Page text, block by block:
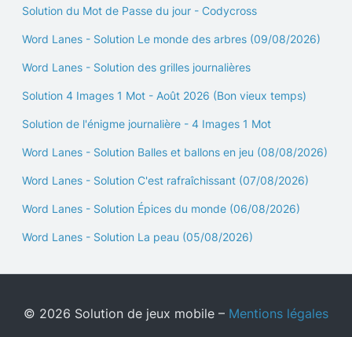
Solution du Mot de Passe du jour - Codycross
Word Lanes - Solution Le monde des arbres (09/08/2026)
Word Lanes - Solution des grilles journalières
Solution 4 Images 1 Mot - Août 2026 (Bon vieux temps)
Solution de l'énigme journalière - 4 Images 1 Mot
Word Lanes - Solution Balles et ballons en jeu (08/08/2026)
Word Lanes - Solution C'est rafraîchissant (07/08/2026)
Word Lanes - Solution Épices du monde (06/08/2026)
Word Lanes - Solution La peau (05/08/2026)
© 2026 Solution de jeux mobile – Mentions légales